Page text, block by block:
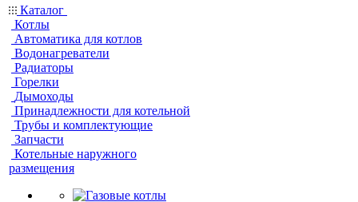
Каталог
Котлы
Автоматика для котлов
Водонагреватели
Радиаторы
Горелки
Дымоходы
Принадлежности для котельной
Трубы и комплектующие
Запчасти
Котельные наружного
размещения